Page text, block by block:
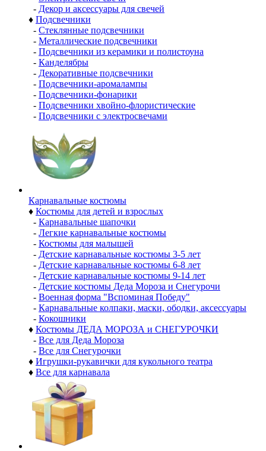
- Декор и аксессуары для свечей
♦ Подсвечники
- Стеклянные подсвечники
- Металлические подсвечники
- Подсвечники из керамики и полистоуна
- Канделябры
- Декоративные подсвечники
- Подсвечники-аромалампы
- Подсвечники-фонарики
- Подсвечники хвойно-флористические
- Подсвечники с электросвечами
Карнавальные костюмы
♦ Костюмы для детей и взрослых
- Карнавальные шапочки
- Легкие карнавальные костюмы
- Костюмы для малышей
- Детские карнавальные костюмы 3-5 лет
- Детские карнавальные костюмы 6-8 лет
- Детские карнавальные костюмы 9-14 лет
- Детские костюмы Деда Мороза и Снегурочи
- Военная форма "Вспоминая Победу"
- Карнавальные колпаки, маски, ободки, аксессуары
- Кокошники
♦ Костюмы ДЕДА МОРОЗА и СНЕГУРОЧКИ
- Все для Деда Мороза
- Все для Снегурочки
♦ Игрушки-рукавички для кукольного театра
♦ Все для карнавала